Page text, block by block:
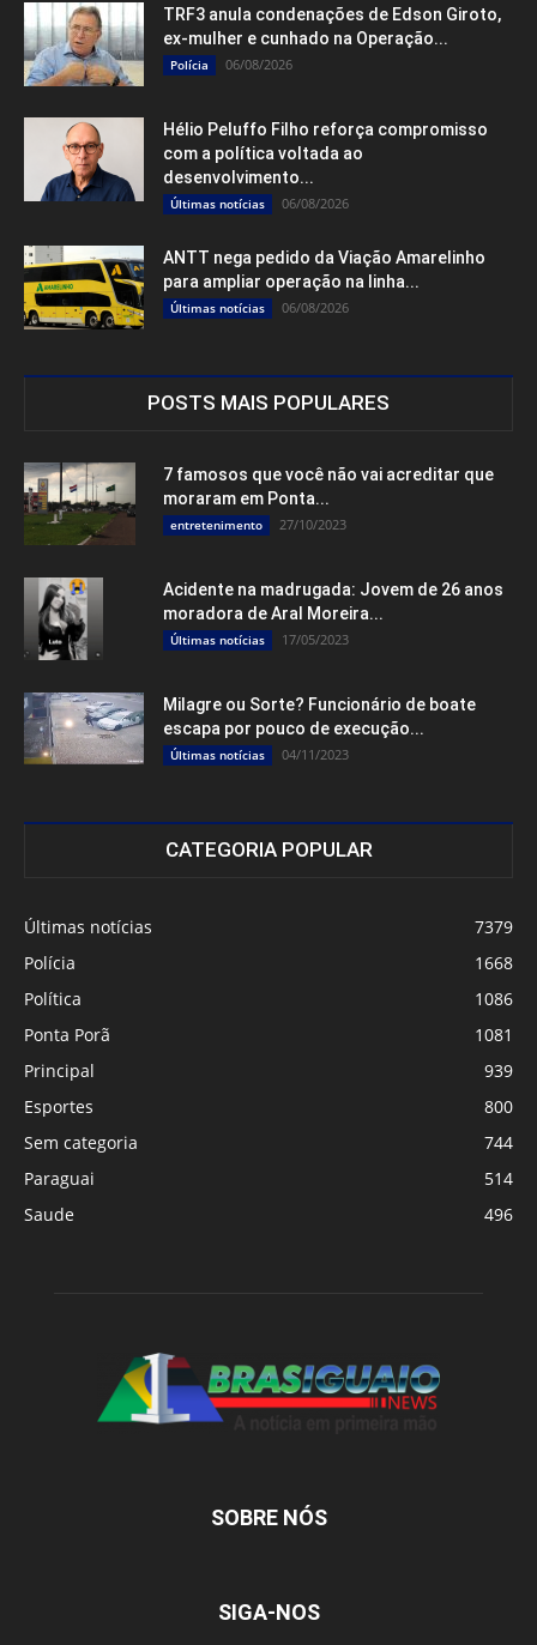
TRF3 anula condenações de Edson Giroto,
ex-mulher e cunhado na Operação...
Polícia 06/08/2026
Hélio Peluffo Filho reforça compromisso
com a política voltada ao
desenvolvimento...
Últimas notícias 06/08/2026
ANTT nega pedido da Viação Amarelinho
para ampliar operação na linha...
Últimas notícias 06/08/2026
POSTS MAIS POPULARES
7 famosos que você não vai acreditar que
moraram em Ponta...
entretenimento 27/10/2023
Acidente na madrugada: Jovem de 26 anos
moradora de Aral Moreira...
Últimas notícias 17/05/2023
Milagre ou Sorte? Funcionário de boate
escapa por pouco de execução...
Últimas notícias 04/11/2023
CATEGORIA POPULAR
Últimas notícias
7379
Polícia
1668
Política
1086
Ponta Porã
1081
Principal
939
Esportes
800
Sem categoria
744
Paraguai
514
Saude
496
SOBRE NÓS
SIGA-NOS